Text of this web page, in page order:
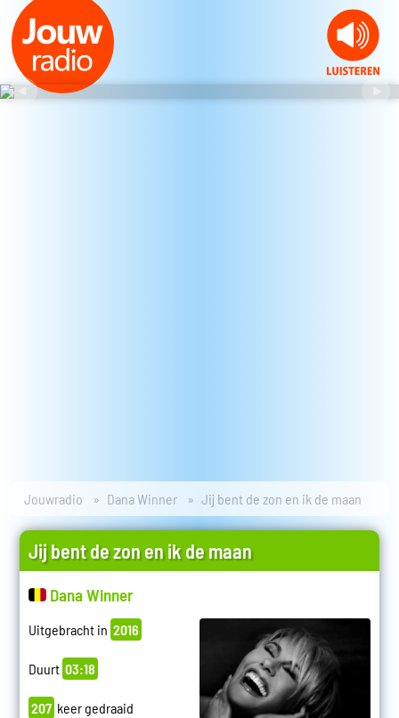
Jouwradio Dana Winner Jij bent de zon en ik de maan
Jij bent de zon en ik de maan
Dana Winner
Uitgebracht in 2016
Duurt 03:18
207 keer gedraaid